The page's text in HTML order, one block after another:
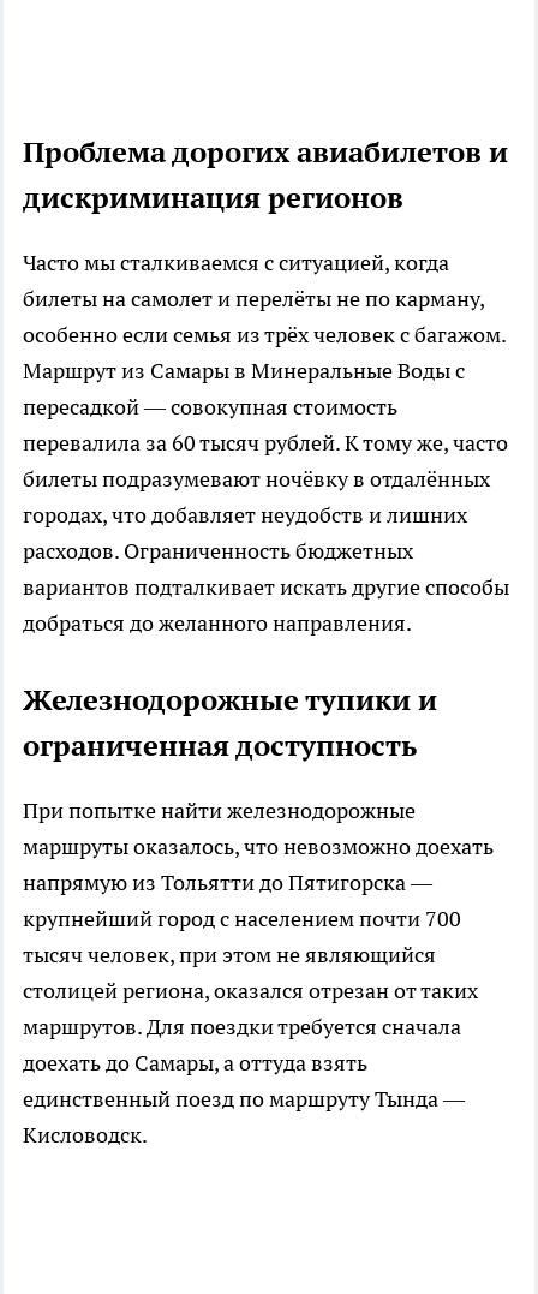
Проблема дорогих авиабилетов и
дискриминация регионов
Часто мы сталкиваемся с ситуацией, когда
билеты на самолет и перелёты не по карману,
особенно если семья из трёх человек с багажом.
Маршрут из Самары в Минеральные Воды с
пересадкой — совокупная стоимость
перевалила за 60 тысяч рублей. К тому же, часто
билеты подразумевают ночёвку в отдалённых
городах, что добавляет неудобств и лишних
расходов. Ограниченность бюджетных
вариантов подталкивает искать другие способы
добраться до желанного направления.
Железнодорожные тупики и
ограниченная доступность
При попытке найти железнодорожные
маршруты оказалось, что невозможно доехать
напрямую из Тольятти до Пятигорска —
крупнейший город с населением почти 700
тысяч человек, при этом не являющийся
столицей региона, оказался отрезан от таких
маршрутов. Для поездки требуется сначала
доехать до Самары, а оттуда взять
единственный поезд по маршруту Тында —
Кисловодск.